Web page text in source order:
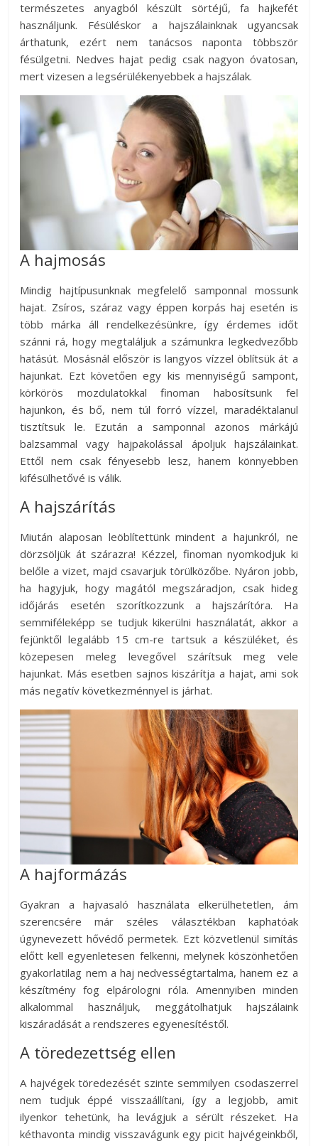
természetes anyagból készült sörtéjű, fa hajkefét
használjunk. Fésüléskor a hajszálainknak ugyancsak
árthatunk, ezért nem tanácsos naponta többször
fésülgetni. Nedves hajat pedig csak nagyon óvatosan,
mert vizesen a legsérülékenyebbek a hajszálak.
A hajmosás
Mindig hajtípusunknak megfelelő samponnal mossunk
hajat. Zsíros, száraz vagy éppen korpás haj esetén is
több márka áll rendelkezésünkre, így érdemes időt
szánni rá, hogy megtaláljuk a számunkra legkedvezőbb
hatásút. Mosásnál először is langyos vízzel öblítsük át a
hajunkat. Ezt követően egy kis mennyiségű sampont,
körkörös mozdulatokkal finoman habosítsunk fel
hajunkon, és bő, nem túl forró vízzel, maradéktalanul
tisztítsuk le. Ezután a samponnal azonos márkájú
balzsammal vagy hajpakolással ápoljuk hajszálainkat.
Ettől nem csak fényesebb lesz, hanem könnyebben
kifésülhetővé is válik.
A hajszárítás
Miután alaposan leöblítettünk mindent a hajunkról, ne
dörzsöljük át szárazra! Kézzel, finoman nyomkodjuk ki
belőle a vizet, majd csavarjuk törülközőbe. Nyáron jobb,
ha hagyjuk, hogy magától megszáradjon, csak hideg
időjárás esetén szorítkozzunk a hajszárítóra. Ha
semmiféleképp se tudjuk kikerülni használatát, akkor a
fejünktől legalább 15 cm-re tartsuk a készüléket, és
közepesen meleg levegővel szárítsuk meg vele
hajunkat. Más esetben sajnos kiszárítja a hajat, ami sok
más negatív következménnyel is járhat.
A hajformázás
Gyakran a hajvasaló használata elkerülhetetlen, ám
szerencsére már széles választékban kaphatóak
úgynevezett hővédő permetek. Ezt közvetlenül simítás
előtt kell egyenletesen felkenni, melynek köszönhetően
gyakorlatilag nem a haj nedvességtartalma, hanem ez a
készítmény fog elpárologni róla. Amennyiben minden
alkalommal használjuk, meggátolhatjuk hajszálaink
kiszáradását a rendszeres egyenesítéstől.
A töredezettség ellen
A hajvégek töredezését szinte semmilyen csodaszerrel
nem tudjuk éppé visszaállítani, így a legjobb, amit
ilyenkor tehetünk, ha levágjuk a sérült részeket. Ha
kéthavonta mindig visszavágunk egy picit hajvégeinkből,